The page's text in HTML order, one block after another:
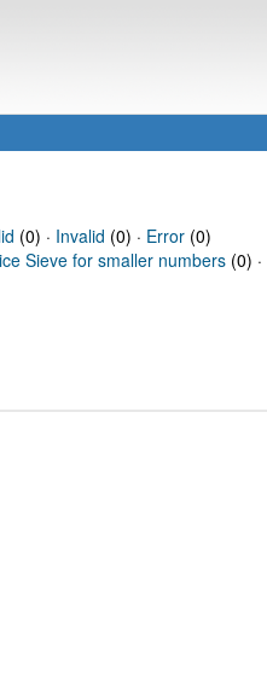
(0) · Invalid (0) · Error(0)
Sieve for smaller numbers (0) ·